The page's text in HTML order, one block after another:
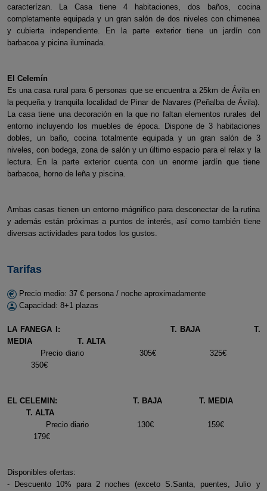
caracterízan. La Casa tiene 4 habitaciones, dos baños, cocina
completamente equipada y un gran salón de dos niveles con chimenea
y cubierta independiente. En la parte exterior tiene un jardín con
barbacoa y picina iluminada.
El Celemín
Es una casa rural para 6 personas que se encuentra a 25km de Ávila en
la pequeña y tranquila localidad de Pinar de Navares (Peñalba de Ávila).
La casa tiene una decoración en la que no faltan elementos rurales del
entorno incluyendo los muebles de época. Dispone de 3 habitaciones
dobles, un baño, cocina totalmente equipada y un gran salón de 3
niveles, con bodega, zona de salón y un último espacio para el relax y la
lectura. En la parte exterior cuenta con un enorme jardín que tiene
barbacoa, horno de leña y piscina.
Ambas casas tienen un entorno mágnifico para desconectar de la rutina
y además están próximas a puntos de interés, así como también tiene
diversas actividades para todos los gustos.
Tarifas
Precio medio: 37 € persona / noche aproximadamente
Capacidad: 8+1 plazas
LA FANEGA I: T. BAJA
T.
MEDIA
T. ALTA
Precio diario 305€ 325€
350€
EL CELEMIN:
T. BAJA T. MEDIA
T. ALTA
Precio diario 130€ 159€
179€
Disponibles ofertas:
- Descuento 10% para 2 noches (exceto S.Santa, puentes, Julio y